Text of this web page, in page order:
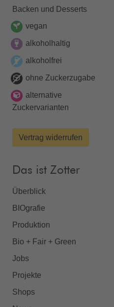
Backen und Desserts
vegan
alkoholhaltig
alkoholfrei
ohne Zuckerzugabe
alternative
Zuckervarianten
Vertrag widerrufen
Das ist Zotter
Überblick
BIOgrafie
Produktion
Bio + Fair + Green
Jobs
Projekte
Shops